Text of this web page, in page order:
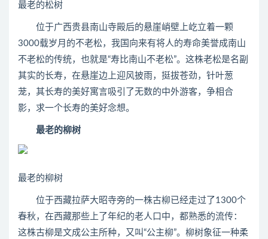
最老的松树
位于广西贵县南山寺殿后的悬崖峭壁上屹立着一颗
3000载岁月的不老松，我国向来有将人的寿命美誉成南山
不老松的传统，也就是“寿比南山不老松”。这株老松是名副
其实的长寿，在悬崖边上迎风披雨，挺拔苍劲，针叶葱
茏，其长寿的美好寓言吸引了无数的中外游客，争相合
影，求一个长寿的美好念想。
最老的柳树
最老的柳树
位于西藏拉萨大昭寺旁的一株古柳已经走过了1300个
春秋，在西藏那些上了年纪的老人口中，都熟悉的流传：
这株古柳是文成公主所种，又叫“公主柳”。柳树象征一种柔